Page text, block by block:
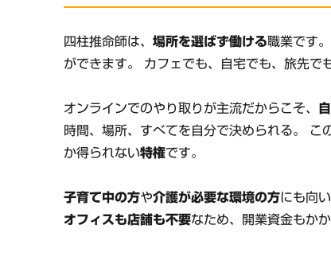
四柱推命師は、場所を選ばず働ける職業です。
ができます。 カフェでも、自宅でも、旅先で
オンラインでのやり取りが主流だからこそ、
時間、場所、すべてを自分で決められる。 こ
か得られない特権です。
子育て中の方や介護が必要な環境の方にも向
オフィスも店舗も不要なため、開業資金もかか